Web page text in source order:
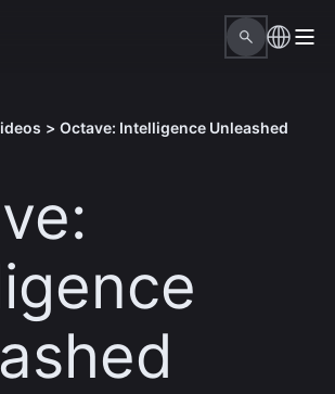
> Octave: Intelligence Unleashed